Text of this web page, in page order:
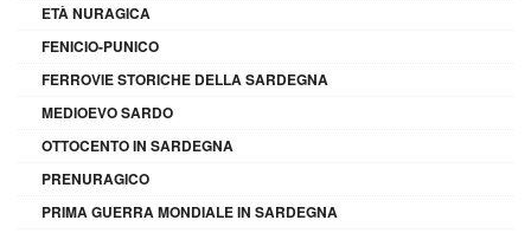
ETÀ NURAGICA
FENICIO-PUNICO
FERROVIE STORICHE DELLA SARDEGNA
MEDIOEVO SARDO
OTTOCENTO IN SARDEGNA
PRENURAGICO
PRIMA GUERRA MONDIALE IN SARDEGNA